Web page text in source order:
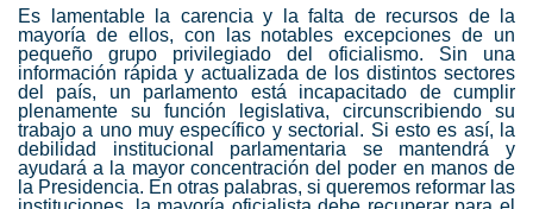
Es lamentable la carencia y la falta de recursos de la
mayoría de ellos, con las notables excepciones de un
pequeño grupo privilegiado del oficialismo. Sin una
información rápida y actualizada de los distintos sectores
del país, un parlamento está incapacitado de cumplir
plenamente su función legislativa, circunscribiendo su
trabajo a uno muy específico y sectorial. Si esto es así, la
debilidad institucional parlamentaria se mantendrá y
ayudará a la mayor concentración del poder en manos de
la Presidencia. En otras palabras, si queremos reformar las